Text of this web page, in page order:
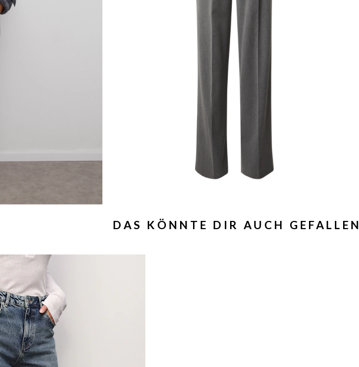
DAS KÖNNTE DIR AUCH GEFALLEN